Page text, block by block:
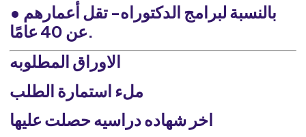
• بالنسبة لبرامج الدكتوراه- تقل أعمارهم
عن 40 عامًا.
الاوراق المطلوبه
ملء استمارة الطلب
اخر شهاده دراسيه حصلت عليها